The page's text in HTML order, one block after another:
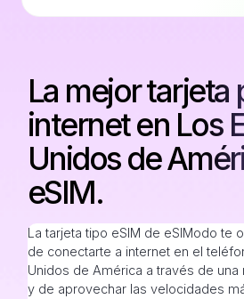
La mejor tarjeta
internet en Los
Unidos de
eSIM.
La tarjeta tipo eSIM de eSIModo te
de conectarte a internet en el
Unidos de América a través de
y de aprovechar las velocidades